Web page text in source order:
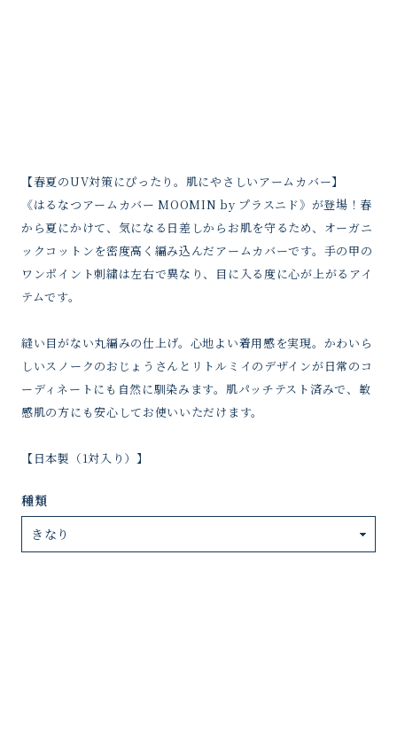
【春夏のUV対策にぴったり。肌にやさしいアームカバー】
《はるなつアームカバー MOOMIN by プラスニド》が登場！春
から夏にかけて、気になる日差しからお肌を守るため、オーガニ
ックコットンを密度高く編み込んだアームカバーです。手の甲の
ワンポイント刺繍は左右で異なり、目に入る度に心が上がるアイ
テムです。
縫い目がない丸編みの仕上げ。心地よい着用感を実現。かわいら
しいスノークのおじょうさんとリトルミイのデザインが日常のコ
ーディネートにも自然に馴染みます。肌パッチテスト済みで、敏
感肌の方にも安心してお使いいただけます。
【日本製（1対入り）】
種類